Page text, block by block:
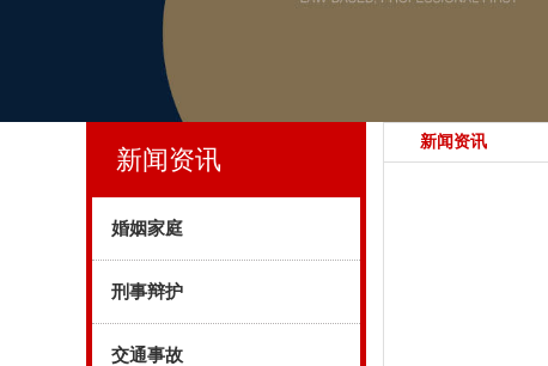
新闻资讯
新闻资讯
婚姻家庭
刑事辩护
交通事故